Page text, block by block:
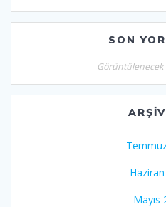
SON
Görüntülenecek
Mayıs